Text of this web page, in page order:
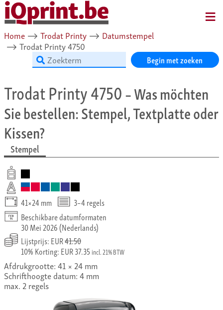
Home ⟶ Trodat Printy ⟶ Datumstempel
⟶ Trodat Printy 4750
Begin met zoeken
Trodat Printy 4750– Was möchten
Sie bestellen: Stempel, Textplatte oder
Kissen?
Stempel
41×24 mm
3–4 regels
Beschikbare datumformaten
30 Mei 2026 (Nederlands)
Lijstprijs: EUR41.50
10% Korting: EUR 37.35 incl. 21% BTW
Afdrukgrootte: 41 × 24 mm
Schrifthoogte datum: 4 mm
max. 2 regels